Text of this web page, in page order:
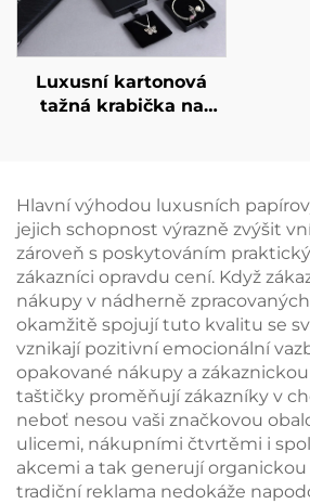
Luxusní kartonová
tažná krabička na
pro balení
náhrdelníků, prstenů,
náušnic a náramků
Hlavní výhodou luxusních
jejich schopnost výrazně zvýšit
zároveň s poskytováním
zákazníci opravdu cení. Když
nákupy v nádherně
okamžitě spojují tuto kvalitu se
vznikají pozitivní emocionální
opakované nákupy a
taštičky proměňují zákazníky v
neboť nesou vaši značkovou
ulicemi, nákupními čtvrtěmi i
akcemi a tak generují
tradiční reklama nedokáže